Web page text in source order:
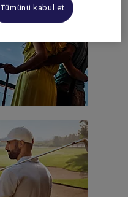
Tümünü kabul et